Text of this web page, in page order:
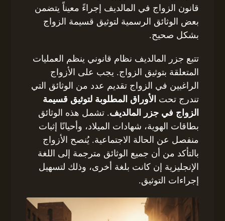
قانون الزواج في المالديف إجراءً معيناً يتضمن
بعض الوثائق الرسمية لتوثيق قسيمة الزواج
بشكل صحيح.
تتبع جزر المالديف نظام قانوني ينظم العمليات
المتعلقة بتوثيق الزواج. يجب على الأزواج
الراغبين في الزواج تقديم عدد من الوثائق التي
تندرج تحت الأوراق المطلوبة لتوثيق قسيمة
الزواج في جزر المالديف. تشمل هذه الوثائق
بطاقات الهوية، شهادات الميلاد، وأحيانًا إثبات
منفصل عن الحالة الاجتماعية. يُنصح الأزواج
بالتأكد من أن جميع الوثائق مترجمة إلى اللغة
الإنجليزية إن كانت بلغة أخرى، وذلك لتسهيل
إجراءات التوثيق.